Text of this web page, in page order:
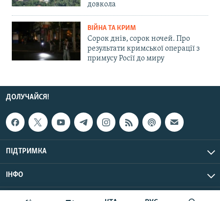
довкола
ВІЙНА ТА КРИМ
Сорок днів, сорок ночей. Про
результати кримської операції з
примусу Росії до миру
ДОЛУЧАЙСЯ!
ПІДТРИМКА
ІНФО